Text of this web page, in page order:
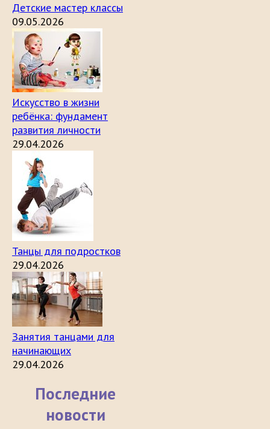
Детские мастер классы
09.05.2026
Искусство в жизни
ребёнка: фундамент
развития личности
29.04.2026
Танцы для подростков
29.04.2026
Занятия танцами для
начинающих
29.04.2026
Последние
новости